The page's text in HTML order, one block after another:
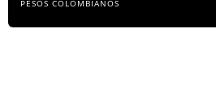
PESOS COLOMBIANOS